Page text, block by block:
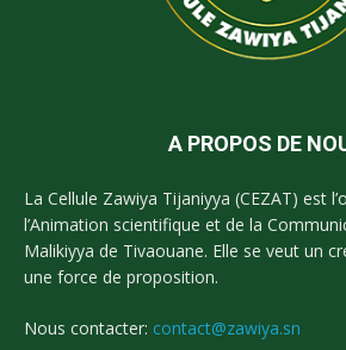
A PROPOS DE
La Cellule Zawiya Tijaniyya (CEZAT) est
l’Animation scientifique et de la
Malikiyya de Tivaouane. Elle se veut un
une force de proposition.
Nous contacter: contact@zawiya.sn